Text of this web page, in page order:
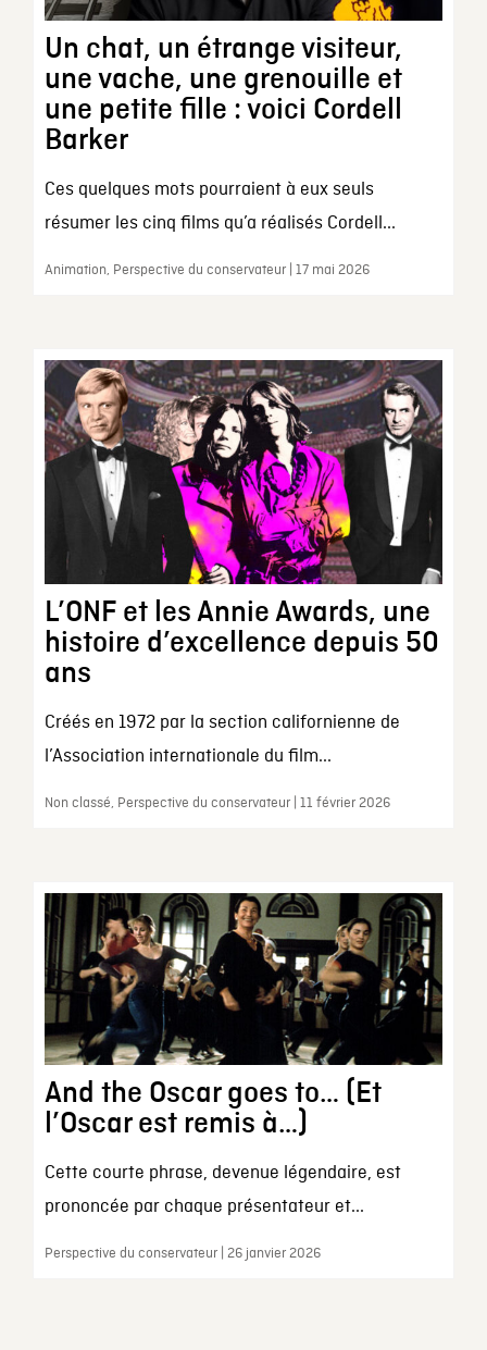
Un chat, un étrange visiteur,
une vache, une grenouille et
une petite fille : voici Cordell
Barker
Ces quelques mots pourraient à eux seuls
résumer les cinq films qu’a réalisés Cordell...
Animation, Perspective du conservateur | 17 mai 2026
L’ONF et les Annie Awards, une
histoire d’excellence depuis 50
ans
Créés en 1972 par la section californienne de
l’Association internationale du film...
Non classé, Perspective du conservateur | 11 février 2026
And the Oscar goes to… (Et
l’Oscar est remis à…)
Cette courte phrase, devenue légendaire, est
prononcée par chaque présentateur et...
Perspective du conservateur | 26 janvier 2026